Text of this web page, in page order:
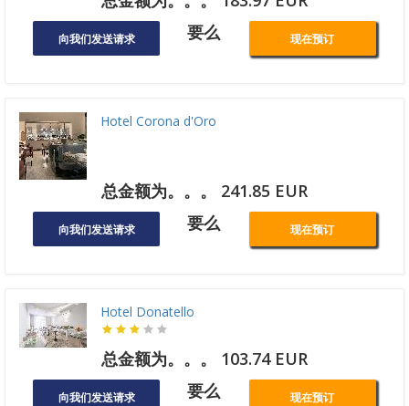
向我们发送请求 要么 现在预订
Hotel Corona d'Oro
总金额为。。。 241.85 EUR
向我们发送请求 要么 现在预订
Hotel Donatello
总金额为。。。 103.74 EUR
向我们发送请求 要么 现在预订